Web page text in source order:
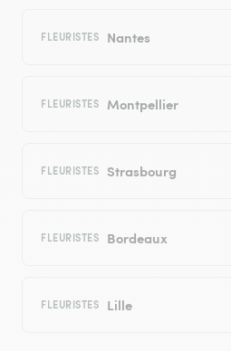
FLEURISTES Nantes
FLEURISTES Montpellier
FLEURISTES Strasbourg
FLEURISTES Bordeaux
FLEURISTES Lille